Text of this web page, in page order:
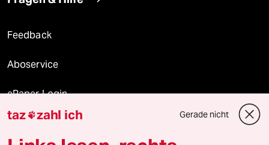
Feedback
Aboservice
ePaper Login
Downloads für Abonnierende
taz zahl ich Gerade nicht